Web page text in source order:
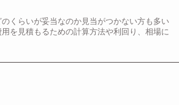
くらいが妥当なのか見当がつかない方も多い
を見積もるための計算方法や利回り、相場に